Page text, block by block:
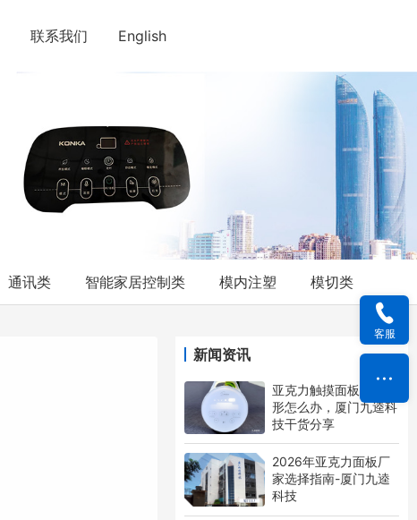
联系我们 English
通讯类 智能家居控制类 模内注塑 模切类
新闻资讯
亚克力触摸面板容易变
形怎么办，厦门九逵科
技干货分享
2026年亚克力面板厂
家选择指南-厦门九逵
科技
客服